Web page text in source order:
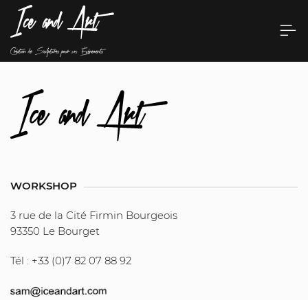
WORKSHOP
3 rue de la Cité Firmin Bourgeois
93350 Le Bourget
Tél : +33 (0)7 82 07 88 92